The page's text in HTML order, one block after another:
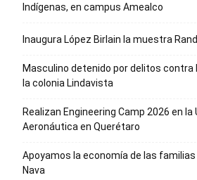
Indígenas, en campus Amealco
Inaugura López Birlain la muestra
Masculino detenido por delitos contra
la colonia Lindavista
Realizan Engineering Camp 2026 en la
Aeronáutica en Querétaro
Apoyamos la economía de las
Nava